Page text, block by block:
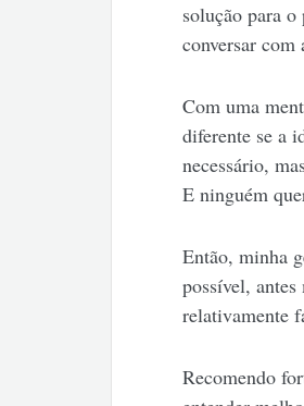
solução para
conversar com
Com uma
diferente se a
necessário,
E ninguém
Então, minha
possível,
relativamente
Recomendo